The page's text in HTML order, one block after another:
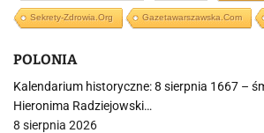
Sekrety-Zdrowia.org Gazetawarszawska.com
POLONIA
Kalendarium historyczne: 8 sierpnia 1667 –
Hieronima Radziejowski…
8 sierpnia 2026